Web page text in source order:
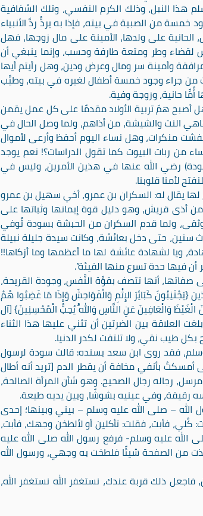
هذا النبل، وذلك الكرم النفسي، وتلك الشفافية
من الصبية في بيته، فإذا به يردُّ ردَّ الأنبياء
الحانية على ولدها، الأمينة على مال زوجها، فهل
لقضاء وطر ومتعة طارفة وحسب، وإنما ينبغي أن
مرافقة وأمينة سر ومال وعرض ودين، وهل رأيتم أيها
من جراء وجود خمسة أطفال لغيره في بيته، وطيَّب
حانية، وزوجة وفية.
أصبح همّ تربية الأولاد مقدمًا على كل عمل يقمن
النت والشيشة، من أذاهم، ولما وصل الحال في
منكرات، وهل نساء اليوم أحفظ وأرعى لأموال
النساء من ربات البيوت كما تقول الدراسات؟! نعم يوجد
رضي الله عنها في هذين الأمرين، وليس في
لأمنا قلوبنا.
يقال له: السكران بن عمرو، أخي سهيل بن عمرو
أذى قريش، وهو دليل قوة إيمانها وثباتها على
ولما قدم السكران من الحبشة بسودة تُوفي
سنين، حتى دخل بعائشة، وكانت سيدة جليلة نبيلة
ويا لشهادة عائشة لها ما أعظمها وما أزكاها!!
فيها حدة تسرع منها الفيئة”.
أنها تتصف بقوَّة النَّفس، وجودة القريحة،
{يَجْتَنِبُونَ كَبَائِرَ الإِثْمِ وَالْفَوَاحِشَ وَإِذَا مَا غَضِبُوا هُمْ
الْغَيْظَ وَالْعَافِينَ عَنِ النَّاسِ وَاللَّهُ يُحِبُّ الْمُحْسِنِينَ} [آل
العلاقة بين الضرتين أن تثني عليها هذا الثناء
طيب نقي، ولا تلتفت لكدر الدنيا.
فقد روى ابن سعد بسنده: قالت سودة لرسول
أمسكتُ بأنفي مخافة أن يقطر الدم [تريد أنه أطال
رجاله رجال الصحيح. وهو شأن المرأة الصالحة،
رقيقة، وفي عينيه بشوشًا، وبين يديه طيعة.
– صلى الله عليه وسلم – بيني وبينها؛ إحدى
فأبت، فقلت: تأكلين أو لألطخن وجهك، فأبت،
عليه وسلم- فرفع رسول الله صلى الله عليه
من الصفحة شيئًا فلطخت به وجهي، ورسول الله
ذلك قربة عندك، نستغفر الله نستغفر الله،